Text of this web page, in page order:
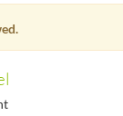
Manteigas - Ano II, N.º
Manteigas - Ano II, N.º 18,
Manteigas - Ano II, N.º
Manteigas - Ano II, N.º 20,
Manteigas - Ano XXXVII,